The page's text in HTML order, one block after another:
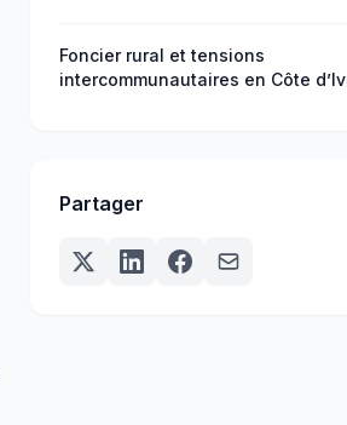
Foncier rural et tensions
intercommunautaires en Côte
Partager